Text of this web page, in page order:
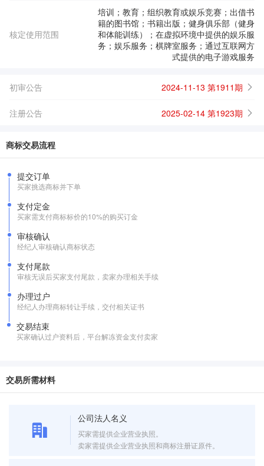
核定使用范围
培训；教育；组织教育或娱乐竞赛；出借书
籍的图书馆；书籍出版；健身俱乐部（健身
和体能训练）；在虚拟环境中提供的娱乐服
务；娱乐服务；棋牌室服务；通过互联网方
式提供的电子游戏服务
初审公告 2024-11-13 第1911期
注册公告 2025-02-14 第1923期
商标交易流程
提交订单
买家挑选商标并下单
支付定金
买家需支付商标标价的10%的购买订金
审核确认
经纪人审核确认商标状态
支付尾款
审核无误后买家支付尾款，卖家办理相关手续
办理过户
经纪人办理商标转让手续，交付相关证书
交易结束
买家确认过户资料后，平台解冻资金支付卖家
交易所需材料
公司法人名义
买家需提供企业营业执照。
卖家需提供企业营业执照和商标注册证原件。